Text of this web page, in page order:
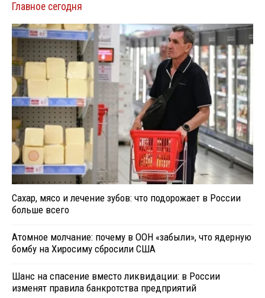
Главное сегодня
Сахар, мясо и лечение зубов: что подорожает в России
больше всего
Атомное молчание: почему в ООН «забыли», что ядерную
бомбу на Хиросиму сбросили США
Шанс на спасение вместо ликвидации: в России
изменят правила банкротства предприятий